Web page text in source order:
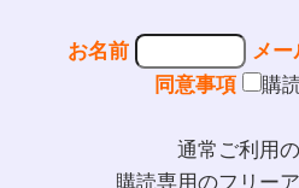
お名前
メー
同意事項
購
通常ご利用
購読専用のフリー